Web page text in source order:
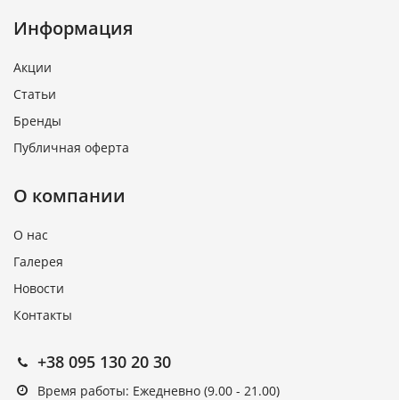
Информация
Акции
Статьи
Бренды
Публичная оферта
О компании
О нас
Галерея
Новости
Контакты
+38 095 130 20 30
Время работы: Ежедневно (9.00 - 21.00)